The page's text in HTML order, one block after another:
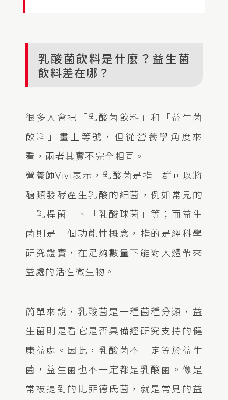
乳酸菌飲料是什麼？益生菌
飲料差在哪？
很多人會把「乳酸菌飲料」和「益生菌
飲料」畫上等號，但從營養學角度來
看，兩者其實不完全相同。
營養師Vivi表示，乳酸菌是指一群可以將
醣類發酵產生乳酸的細菌，例如常見的
「乳桿菌」、「乳酸球菌」等；而益生
菌則是一個功能性概念，指的是經科學
研究證實，在足夠數量下能對人體帶來
益處的活性微生物。
簡單來說，乳酸菌是一種菌種分類，益
生菌則是看它是否具備經研究支持的健
康益處。因此，乳酸菌不一定等於益生
菌，益生菌也不一定都是乳酸菌。像是
常被提到的比菲德氏菌，就是常見的益